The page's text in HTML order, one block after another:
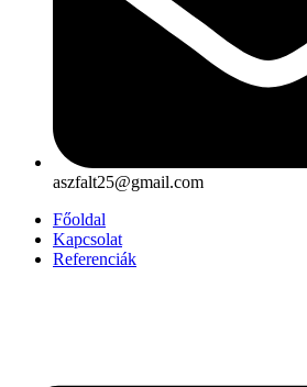
aszfalt25@gmail.com
Főoldal
Kapcsolat
Referenciák